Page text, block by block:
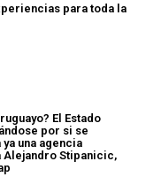
para toda la
El Estado
por si se
una agencia
Stipanicic,